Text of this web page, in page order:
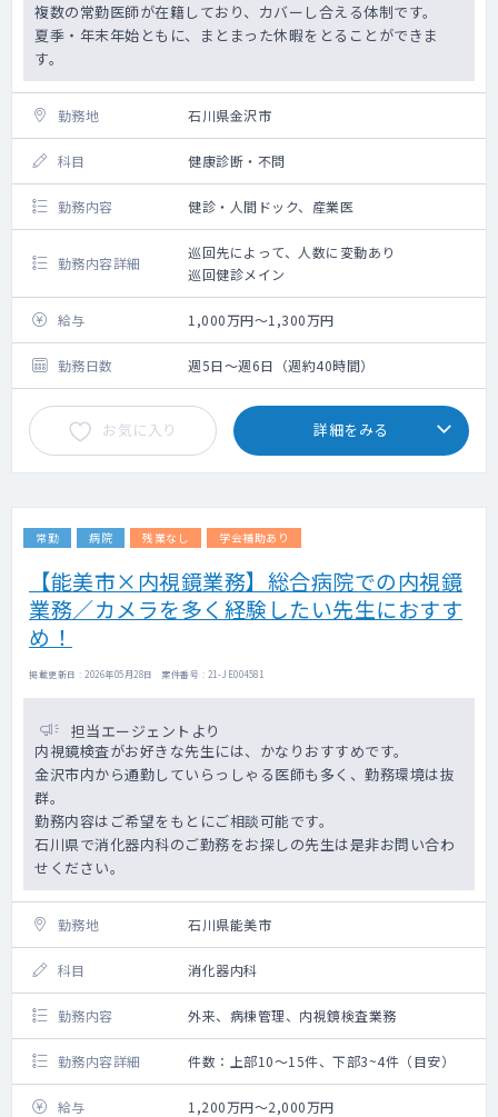
複数の常勤医師が在籍しており、カバーし合える体制です。
夏季・年末年始ともに、まとまった休暇をとることができま
す。
勤務地 石川県金沢市
科目 健康診断・不問
勤務内容 健診・人間ドック、産業医
勤務内容詳細
巡回先によって、人数に変動あり
巡回健診メイン
給与 1,000万円～1,300万円
勤務日数 週5日～週6日（週約40時間）
お気に入り 詳細をみる
常勤 病院 残業なし 学会補助あり
【能美市×内視鏡業務】総合病院での内視鏡
業務／カメラを多く経験したい先生におすす
め！
掲載更新日 : 2026年05月28日 案件番号 : 21-JE004581
担当エージェントより
内視鏡検査がお好きな先生には、かなりおすすめです。
金沢市内から通勤していらっしゃる医師も多く、勤務環境は抜
群。
勤務内容はご希望をもとにご相談可能です。
石川県で消化器内科のご勤務をお探しの先生は是非お問い合わ
せください。
勤務地 石川県能美市
科目 消化器内科
勤務内容 外来、病棟管理、内視鏡検査業務
勤務内容詳細 件数：上部10～15件、下部3~4件（目安）
給与 1,200万円～2,000万円